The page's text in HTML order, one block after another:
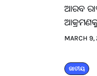
ଆରବ
MARCH
ଜାତୀୟ